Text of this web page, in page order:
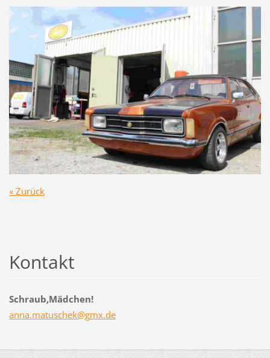
« Zurück
Kontakt
Schraub,Mädchen!
anna.matuschek@gmx.de